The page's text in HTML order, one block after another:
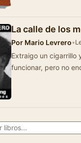
La calle de los
Por Mario Levrero•
Extraigo un cigarrillo y lo llevo